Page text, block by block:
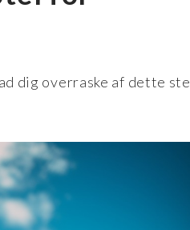
dig overraske af dette